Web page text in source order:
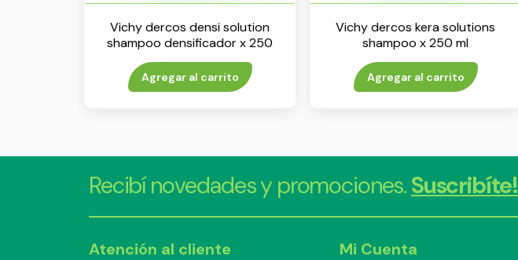
Vichy dercos densi solution
shampoo densificador x 250
ml
Agregar al carrito
Vichy dercos kera solutions
shampoo x 250 ml
Agregar al carrito
Recibí novedades y promociones.Suscribíte!
Atención al cliente Mi Cuenta